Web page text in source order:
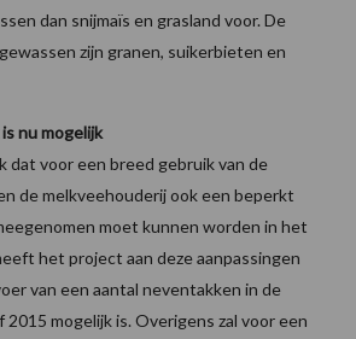
dan snijmaïs en grasland voor. De
zijn granen, suikerbieten en
nu mogelijk
dat voor een breed gebruik van de
de melkveehouderij ook een beperkt
moet kunnen worden in het
het project aan deze aanpassingen
van een aantal neventakken in de
2015 mogelijk is. Overigens zal voor een